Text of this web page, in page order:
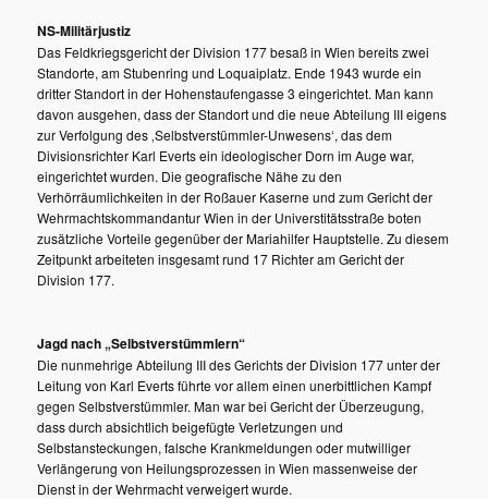
NS-Militärjustiz
Das Feldkriegsgericht der Division 177 besaß in Wien bereits zwei
Standorte, am Stubenring und Loquaiplatz. Ende 1943 wurde ein
dritter Standort in der Hohenstaufengasse 3 eingerichtet. Man kann
davon ausgehen, dass der Standort und die neue Abteilung III eigens
zur Verfolgung des ‚Selbstverstümmler-Unwesens‘, das dem
Divisionsrichter Karl Everts ein ideologischer Dorn im Auge war,
eingerichtet wurden. Die geografische Nähe zu den
Verhörräumlichkeiten in der Roßauer Kaserne und zum Gericht der
Wehrmachtskommandantur Wien in der Universtitätsstraße boten
zusätzliche Vorteile gegenüber der Mariahilfer Hauptstelle. Zu diesem
Zeitpunkt arbeiteten insgesamt rund 17 Richter am Gericht der
Division 177.
Jagd nach „Selbstverstümmlern“
Die nunmehrige Abteilung III des Gerichts der Division 177 unter der
Leitung von Karl Everts führte vor allem einen unerbittlichen Kampf
gegen Selbstverstümmler. Man war bei Gericht der Überzeugung,
dass durch absichtlich beigefügte Verletzungen und
Selbstansteckungen, falsche Krankmeldungen oder mutwilliger
Verlängerung von Heilungsprozessen in Wien massenweise der
Dienst in der Wehrmacht verweigert wurde.